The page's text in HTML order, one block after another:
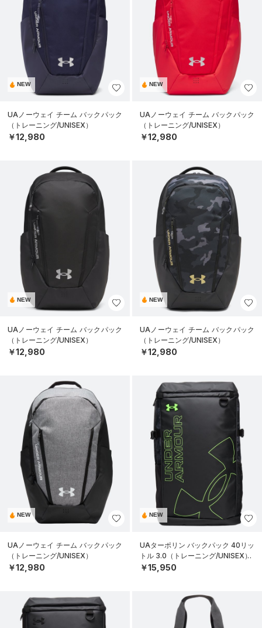
NEW
UAノーウェイ チーム バックパック
（トレーニング/UNISEX）
￥12,980
NEW
UAノーウェイ チーム バックパック
（トレーニング/UNISEX）
￥12,980
NEW
UAノーウェイ チーム バックパック
（トレーニング/UNISEX）
￥12,980
NEW
UAノーウェイ チーム バックパック
（トレーニング/UNISEX）
￥12,980
NEW
UAノーウェイ チーム バックパック
（トレーニング/UNISEX）
￥12,980
NEW
UAターポリン バックパック 40リッ
トル 3.0（トレーニング/UNISEX）
￥15,950